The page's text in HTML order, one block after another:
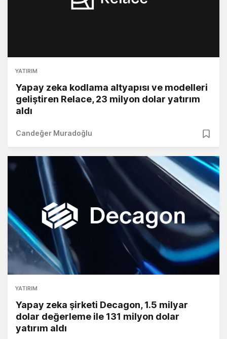
YATIRIM
Yapay zeka kodlama altyapısı ve modelleri
geliştiren Relace, 23 milyon dolar yatırım
aldı
Candeğer Muradoğlu
YATIRIM
Yapay zeka şirketi Decagon, 1.5 milyar
dolar değerleme ile 131 milyon dolar
yatırım aldı